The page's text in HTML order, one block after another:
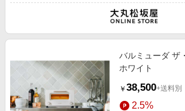
バルミューダ ザ
ホワイト
￥ 38,500+送料別
2.5%